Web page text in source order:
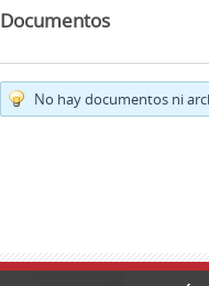
Documentos
No hay documentos ni